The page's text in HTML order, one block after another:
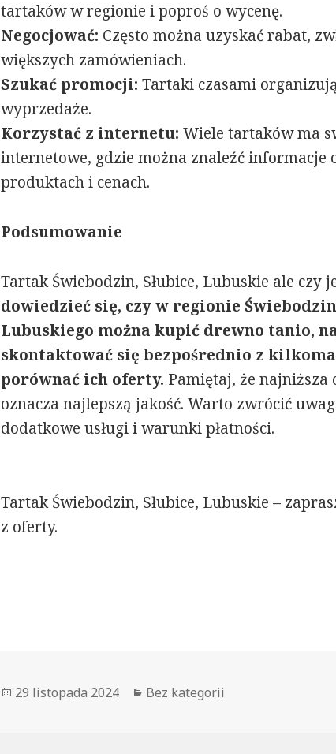
tartaków w regionie i poproś o wycenę.
Negocjować: Często można uzyskać rabat,
większych zamówieniach.
Szukać promocji: Tartaki czasami
wyprzedaże.
Korzystać z internetu: Wiele tartaków ma
internetowe, gdzie można znaleźć informacje
produktach i cenach.
Podsumowanie
Tartak Świebodzin, Słubice, Lubuskie ale czy
dowiedzieć się, czy w regionie
Lubuskiego można kupić drewno tanio,
skontaktować się bezpośrednio z
porównać ich oferty. Pamiętaj, że najniższa
oznacza najlepszą jakość. Warto zwrócić
dodatkowe usługi i warunki płatności.
Tartak Świebodzin, Słubice, Lubuskie –
z oferty.
Opublikowano
29 listopada 2024 Kategorie
Bez kategorii